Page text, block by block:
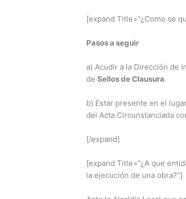
[expand Title=”¿Como se
Pasos a seguir
a) Acudir a la Dirección de
deSellos de Clausura.
b) Estar presente en el
del Acta Circunstanciada
[/expand]
[expand Title=”¿A que
la ejecución de una obra?”]